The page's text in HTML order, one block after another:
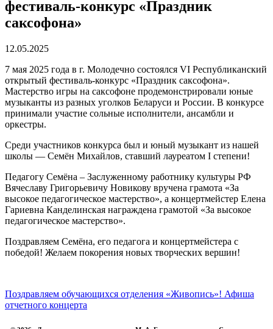
фестиваль-конкурс «Праздник
саксофона»
12.05.2025
7 мая 2025 года в г. Молодечно состоялся VI Республиканский
открытый фестиваль-конкурс «Праздник саксофона».
Мастерство игры на саксофоне продемонстрировали юные
музыканты из разных уголков Беларуси и России. В конкурсе
принимали участие сольные исполнители, ансамбли и
оркестры.
Среди участников конкурса был и юный музыкант из нашей
школы — Семён Михайлов, ставший лауреатом I степени!
Педагогу Семёна – Заслуженному работнику культуры РФ
Вячеславу Григорьевичу Новикову вручена грамота «За
высокое педагогическое мастерство», а концертмейстер Елена
Гариевна Канделинская награждена грамотой «За высокое
педагогическое мастерство».
Поздравляем Семёна, его педагога и концертмейстера с
победой! Желаем покорения новых творческих вершин!
Поздравляем обучающихся отделения «Живопись»! Афиша
отчетного концерта